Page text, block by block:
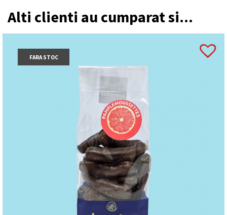
Alti clienti au cumparat si...
FARA STOC